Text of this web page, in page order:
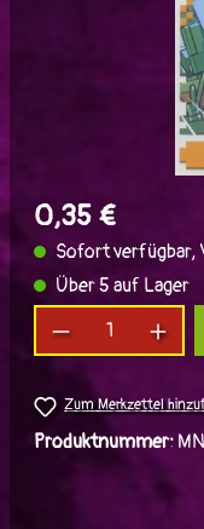
0,35 €
Sofort verfügbar,
Über 5 auf Lager
Produkt
Zum Merkzettel
Produktnummer: